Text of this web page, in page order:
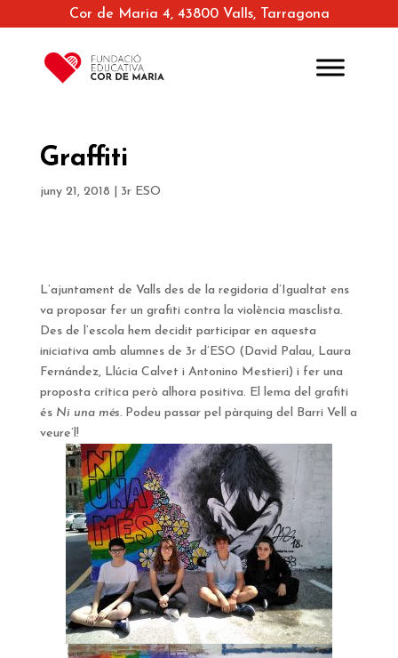
Cor de Maria 4, 43800 Valls, Tarragona
Graffiti
juny 21, 2018 3r ESO
L’ajuntament de Valls des de la regidoria d’Igualtat ens
va proposar fer un grafiti contra la violència masclista.
Des de l’escola hem decidit participar en aquesta
iniciativa amb alumnes de 3r d’ESO (David Palau, Laura
Fernández, Llúcia Calvet i Antonino Mestieri) i fer una
proposta crítica però alhora positiva. El lema del grafiti
és Ni una més. Podeu passar pel pàrquing del Barri Vell a
veure’l!